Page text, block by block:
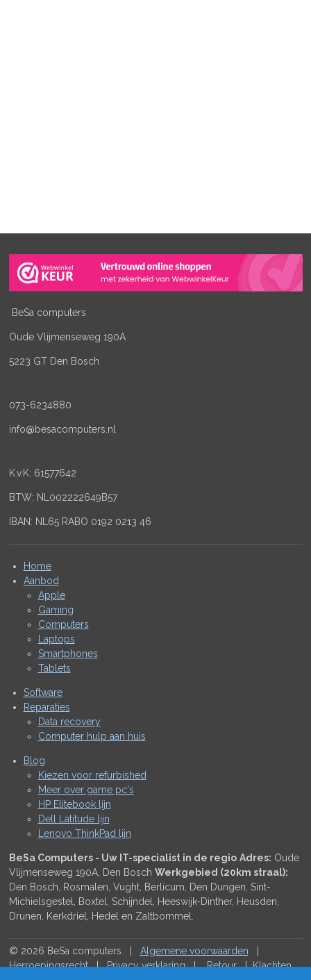
BeSa computers
Oude Vlijmenseweg 190A
5223 GT Den Bosch
073-6234880
info@besacomputers.nl
K.v.K: 61577642
BTW: NL002222649B57
IBAN: NL65 RABO 0192 0213 46
Home
Aanbod
Apple
Gaming
Computers
Laptops
Smartphones
Tablets
Software
Reparaties
Data recovery
Computer hulp aan huis
Blog
Kiezen voor refurbished
Meer over game pc's
HP Elitebook lijn
Dell Latitude lijn
Lenovo ThinkPad lijn
BeSa Computers - Uw IT-specialist in de regio Adres: Oude
Vlijmenseweg 190A, Den Bosch Werkgebied (20km straal):
Den Bosch, Rosmalen, Vught, Berlicum, Den Dungen, Sint-
Michielsgestel, Boxtel, Schijndel, Heeswijk-Dinther, Heusden,
Drunen, Kerkdriel, Hedel en Zaltbommel.
© 2026 BeSa computers | Algemene voorwaarden
Herroepingsrecht|Privacy verklaring|Retour|Klachten